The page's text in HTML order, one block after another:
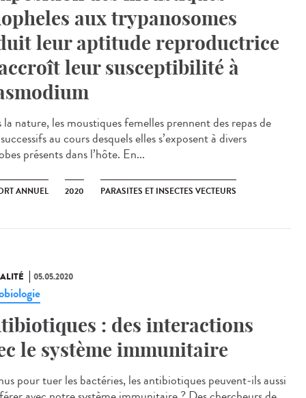
aux trypanosomes
leur aptitude reproductrice
leur susceptibilité à
la nature, les moustiques femelles prennent des repas de
au cours desquels elles s’exposent à divers
présents dans l’hôte. En...
ANNUEL 2020 PARASITES ET INSECTES VECTEURS
05.05.2020
: des interactions
le système immunitaire
pour tuer les bactéries, les antibiotiques peuvent-ils aussi